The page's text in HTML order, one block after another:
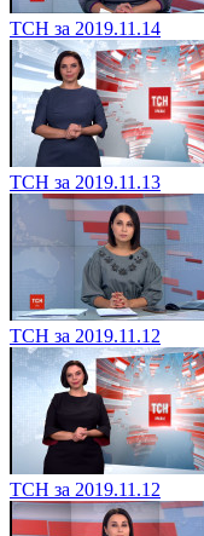
ТСН за 2019.11.14
ТСН за 2019.11.13
ТСН за 2019.11.12
ТСН за 2019.11.12